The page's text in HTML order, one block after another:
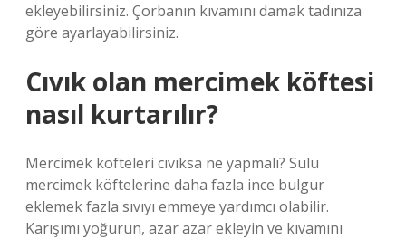
ekleyebilirsiniz. Çorbanın kıvamını damak tadınıza
göre ayarlayabilirsiniz.
Cıvık olan mercimek köftesi
nasıl kurtarılır?
Mercimek köfteleri cıvıksa ne yapmalı? Sulu
mercimek köftelerine daha fazla ince bulgur
eklemek fazla sıvıyı emmeye yardımcı olabilir.
Karışımı yoğurun, azar azar ekleyin ve kıvamını